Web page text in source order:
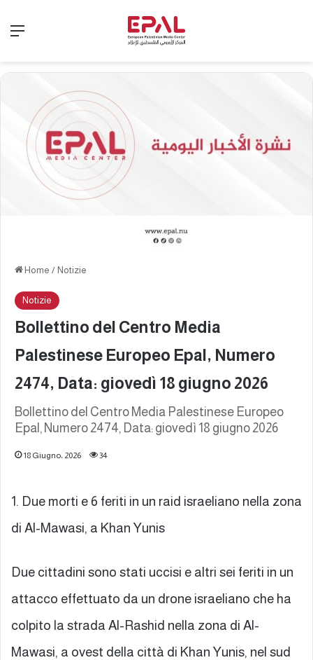
Home / Notizie
Notizie
Bollettino del Centro Media
Palestinese Europeo Epal, Numero
2474, Data: giovedì 18 giugno 2026
Bollettino del Centro Media Palestinese Europeo
Epal, Numero 2474, Data: giovedì 18 giugno 2026
18 Giugno، 2026 34
1. Due morti e 6 feriti in un raid israeliano nella zona
di Al-Mawasi, a Khan Yunis
Due cittadini sono stati uccisi e altri sei feriti in un
attacco effettuato da un drone israeliano che ha
colpito la strada Al-Rashid nella zona di Al-
Mawasi, a ovest della città di Khan Yunis, nel sud